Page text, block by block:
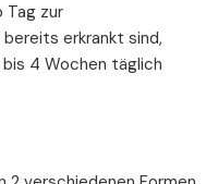
Tag zur
erkrankt sind,
4 Wochen täglich